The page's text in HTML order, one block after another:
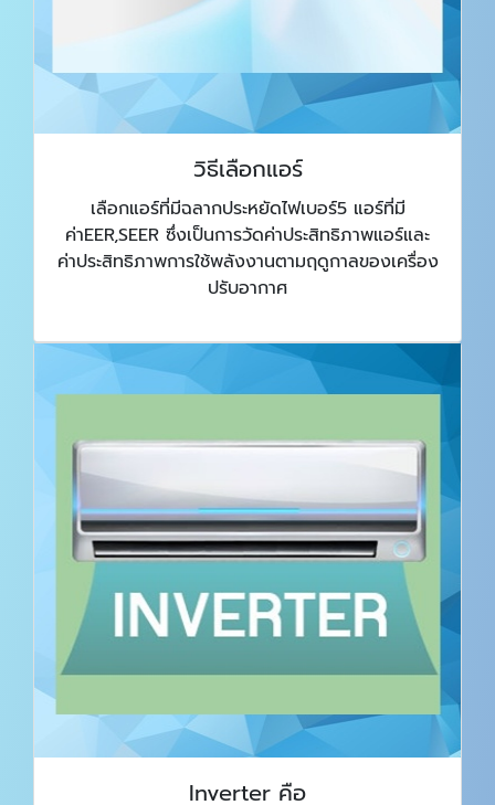
วิธีเลือกแอร์
เลือกแอร์ที่มีฉลากประหยัดไฟเบอร์5 แอร์ที่มี
ค่าEER,SEER ซึ่งเป็นการวัดค่าประสิทธิภาพแอร์และ
ค่าประสิทธิภาพการใช้พลังงานตามฤดูกาลของเครื่อง
ปรับอากาศ
Inverter คือ